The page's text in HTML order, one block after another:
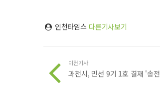
인천타임스 다른기사보기
이전기사
과천시, 민선 9기 1호 결재 '송